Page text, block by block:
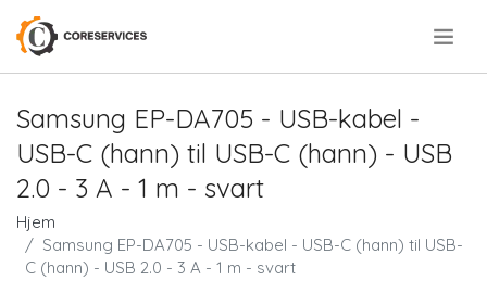
Samsung EP-DA705 - USB-kabel -
USB-C (hann) til USB-C (hann) - USB
2.0 - 3 A - 1 m - svart
Hjem
Samsung EP-DA705 - USB-kabel - USB-C (hann) til USB-
C (hann) - USB 2.0 - 3 A - 1 m - svart